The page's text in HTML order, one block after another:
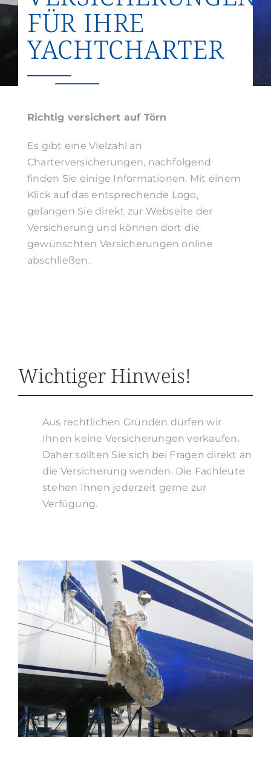
Suche
nach:
FÜR IHRE
YACHTCHARTER
Richtig versichert auf Törn
Es gibt eine Vielzahl an
Charterversicherungen, nachfolgend
finden Sie einige Informationen. Mit einem
Klick auf das entsprechende Logo,
gelangen Sie direkt zur Webseite der
Versicherung und können dort die
gewünschten Versicherungen online
abschließen.
Wichtiger Hinweis!
Aus rechtlichen Gründen dürfen wir
Ihnen keine Versicherungen verkaufen.
Daher sollten Sie sich bei Fragen direkt an
die Versicherung wenden. Die Fachleute
stehen Ihnen jederzeit gerne zur
Verfügung.